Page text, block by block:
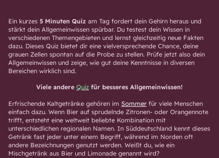
Ein kurzes 5 Minuten Quiz am Tag fordert dein Gehirn heraus und
stärkt dein Allgemeinwissen spürbar. Du testest dein Wissen in
verschiedenen Themengebieten und lernst gleichzeitig neue Fakten
dazu. Dieses Quiz bietet dir eine vielversprechende Chance, deine
grauen Zellen spontan auf die Probe zu stellen. Prüfe jetzt also dein
Allgemeinwissen und zeige, wie gut deine Kenntnisse in diversen
Bereichen wirklich sind.
Viele andere Quiz für besseres Allgemeinwissen!
Erfrischende Kaltgetränke gehören im Sommerfür viele Menschen
einfach dazu. Wenn Bier auf sprudelnde Zitronen- oder Orangennote
trifft, entsteht eine weltweit beliebte Kombination mit
unterschiedlichen regionalen Namen. In Süddeutschland kennt dieses
Getränk fast jeder unter einem Begriff, während im Norden oft
andere Bezeichnungen genutzt werden. Weißt du, wie ein
Mischgetränk aus Bier und Limonade genannt wird?